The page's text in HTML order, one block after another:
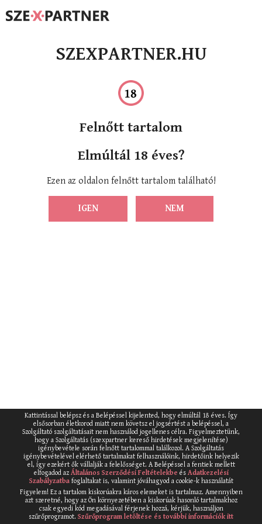
SZEXPARTNER.HU
Felnőtt tartalom
Elmúltál 18 éves?
Ezen az oldalon felnőtt tartalom található!
IGEN NEM
Kattintással belépsz és a Belépéssel kijelented, hogy elmúltál 18 éves. Így
elsősorban életkorod miatt nem követsz el jogsértést a belépéssel, a
Szolgáltató szolgáltatásait nem használod jogellenes célra. Figyelmeztetünk,
hogy a Szolgáltatás (szexpartner kereső hirdetések megjelenítése)
igénybevétele során felnőtt tartalommal találkozol. A Szolgáltatás
igénybevételével elérhető tartalmakat felhasználóink, hirdetőink helyezik
el, így ezekért ők vállalják a felelősséget. A Belépéssel a fentiek mellett
elfogadod az Általános Szerződési Feltételekbe és Adatkezelési
Szabályzatbafoglaltakat is, valamint jóváhagyod a cookie-k használatát
Figyelem! Ez a tartalom kiskorúakra káros elemeket is tartalmaz. Amennyiben
azt szeretné, hogy az Ön környezetében a kiskorúak hasonló tartalmakhoz
csak egyedi kód megadásával férjenek hozzá, kérjük, használjon
szűrőprogramot. Szűrőprogram letöltése és további információk itt